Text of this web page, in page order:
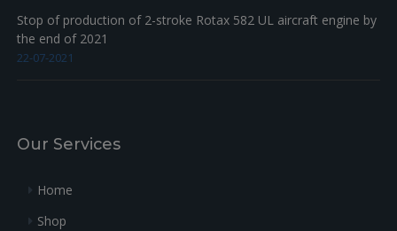
Stop of production of 2-stroke Rotax 582 UL aircraft engine by
the end of 2021
22-07-2021
Our Services
Home
Shop